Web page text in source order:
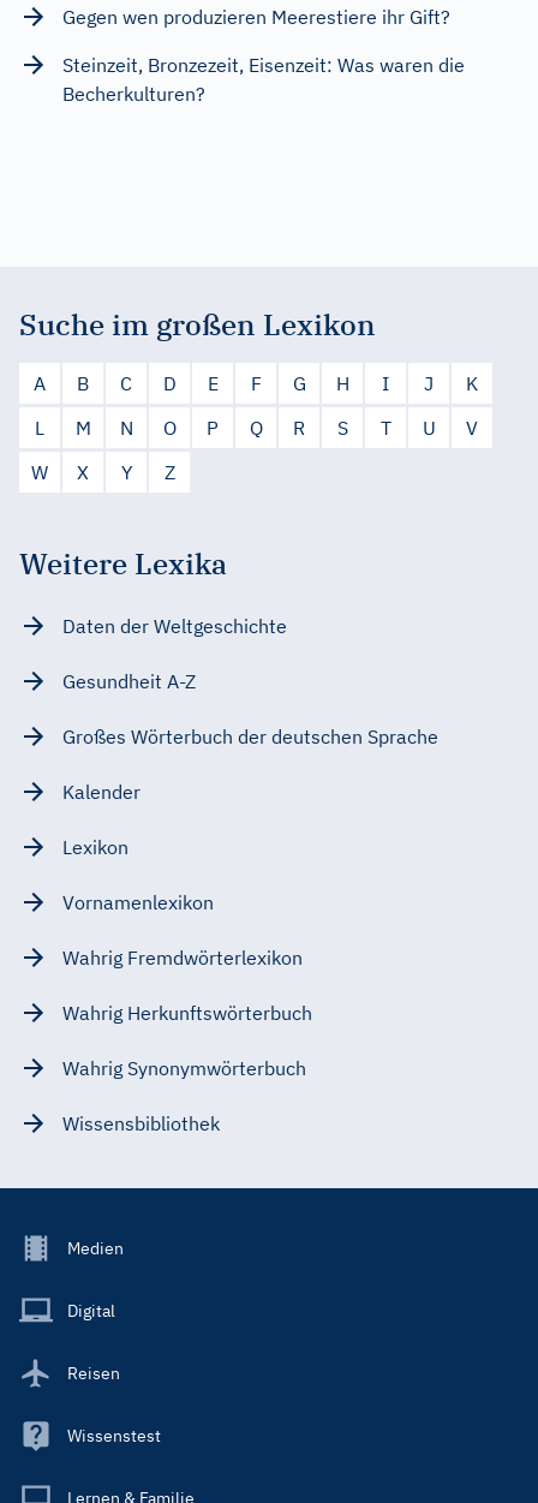
Gegen wen produzieren Meerestiere ihr Gift?
Steinzeit, Bronzezeit, Eisenzeit: Was waren die
Becherkulturen?
Suche im großen Lexikon
A B C D E F G H I J
K
L
M N O P Q R S T U
V
W
X Y Z
Weitere Lexika
Daten der Weltgeschichte
Gesundheit A-Z
Großes Wörterbuch der deutschen Sprache
Kalender
Lexikon
Vornamenlexikon
Wahrig Fremdwörterlexikon
Wahrig Herkunftswörterbuch
Wahrig Synonymwörterbuch
Wissensbibliothek
Footer
Main
Medien
Digital
Reisen
Wissenstest
Lernen & Familie